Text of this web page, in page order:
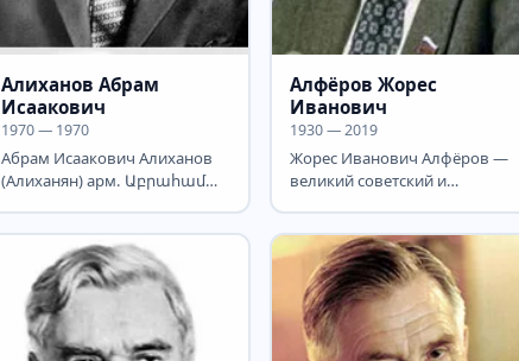
Алиханов Абрам
Исаакович
1970 — 1970
Абрам Исаакович Алиханов
(Алиханян) арм. Աբրահամ
Алфёров Жорес
Иванович
1930 — 2019
Жорес Иванович Алфёров —
великий советский и